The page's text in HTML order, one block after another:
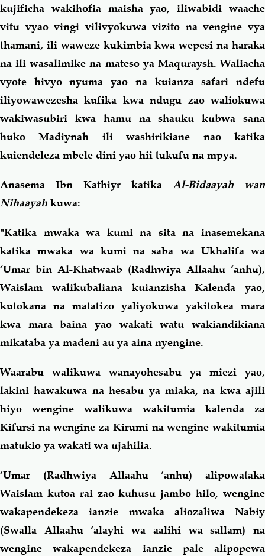
kujificha wakihofia maisha yao, iliwabidi waache
vitu vyao vingi vilivyokuwa vizito na vengine vya
thamani, ili waweze kukimbia kwa wepesi na haraka
na ili wasalimike na mateso ya Maquraysh. Waliacha
vyote hivyo nyuma yao na kuianza safari ndefu
iliyowawezesha kufika kwa ndugu zao waliokuwa
wakiwasubiri kwa hamu na shauku kubwa sana
huko Madiynah ili washirikiane nao katika
kuiendeleza mbele dini yao hii tukufu na mpya.
Anasema Ibn Kathiyr katika Al-Bidaayah wan
Nihaayah kuwa:
"Katika mwaka wa kumi na sita na inasemekana
katika mwaka wa kumi na saba wa Ukhalifa wa
‘Umar bin Al-Khatwaab (Radhwiya Allaahu ‘anhu),
Waislam walikubaliana kuianzisha Kalenda yao,
kutokana na matatizo yaliyokuwa yakitokea mara
kwa mara baina yao wakati watu wakiandikiana
mikataba ya madeni au ya aina nyengine.
Waarabu walikuwa wanayohesabu ya miezi yao,
lakini hawakuwa na hesabu ya miaka, na kwa ajili
hiyo wengine walikuwa wakitumia kalenda za
Kifursi na wengine za Kirumi na wengine wakitumia
matukio ya wakati wa ujahilia.
‘Umar (Radhwiya Allaahu ‘anhu) alipowataka
Waislam kutoa rai zao kuhusu jambo hilo, wengine
wakapendekeza ianzie mwaka aliozaliwa Nabiy
(Swalla Allaahu ‘alayhi wa aalihi wa sallam) na
wengine wakapendekeza ianzie pale alipopewa